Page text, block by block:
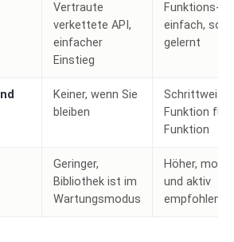
Vertraute
verkettete API,
einfacher
Einstieg
Funktions-
einfach,
gelernt
Keiner, wenn Sie
bleiben
Schrittweise,
Funktion für
Funktion
Geringer,
Bibliothek ist im
Wartungsmodus
Höher,
und aktiv
empfohlen